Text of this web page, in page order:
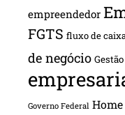
empreendedor
FGTS fluxo de
de negócio
Governo Federal